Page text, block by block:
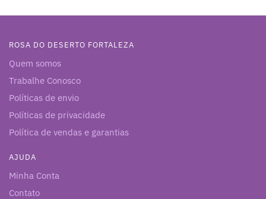
ROSA DO DESERTO FORTALEZA
Quem somos
Trabalhe Conosco
Políticas de envio
Políticas de privacidade
Política de vendas e garantias
AJUDA
Minha Conta
Contato